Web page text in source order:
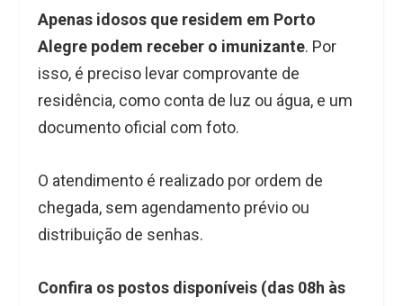
Apenas idosos que residem em Porto
Alegre podem receber o imunizante. Por
isso, é preciso levar comprovante de
residência, como conta de luz ou água, e um
documento oficial com foto.
O atendimento é realizado por ordem de
chegada, sem agendamento prévio ou
distribuição de senhas.
Confira os postos disponíveis (das 08h às